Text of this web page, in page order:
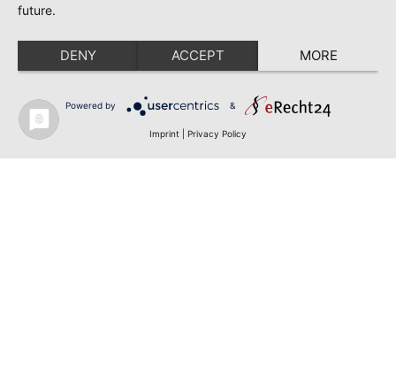
future.
DENY ACCEPT MORE
Powered by &
Imprint Privacy Policy